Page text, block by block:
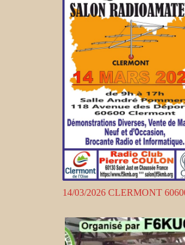
14/03/2026 CLERMONT